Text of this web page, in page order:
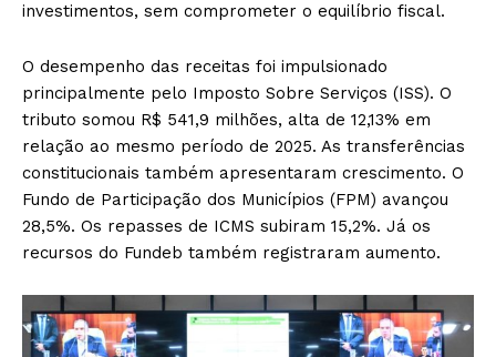
investimentos, sem comprometer o equilíbrio fiscal.
O desempenho das receitas foi impulsionado
principalmente pelo Imposto Sobre Serviços (ISS). O
tributo somou R$ 541,9 milhões, alta de 12,13% em
relação ao mesmo período de 2025. As transferências
constitucionais também apresentaram crescimento. O
Fundo de Participação dos Municípios (FPM) avançou
28,5%. Os repasses de ICMS subiram 15,2%. Já os
recursos do Fundeb também registraram aumento.